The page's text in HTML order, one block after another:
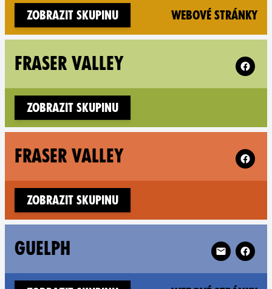
Zobrazit skupinu Webové stránky
FRASER VALLEY Follow
Zobrazit skupinu
FRASER VALLEY Follow
Zobrazit skupinu
GUELPH Follow XR